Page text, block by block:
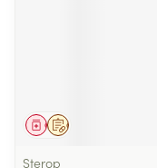
Op voorschrift
Geneesmiddel
Sterop